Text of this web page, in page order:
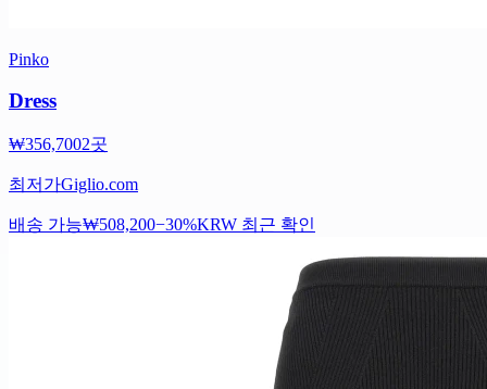
Pinko
Dress
₩356,7002곳
최저가Giglio.com
배송 가능₩508,200−30%KRW 최근 확인